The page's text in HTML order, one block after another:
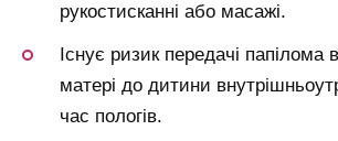
рукостисканні або масажі.
Існує ризик передачі папілома
матері до дитини
час пологів.